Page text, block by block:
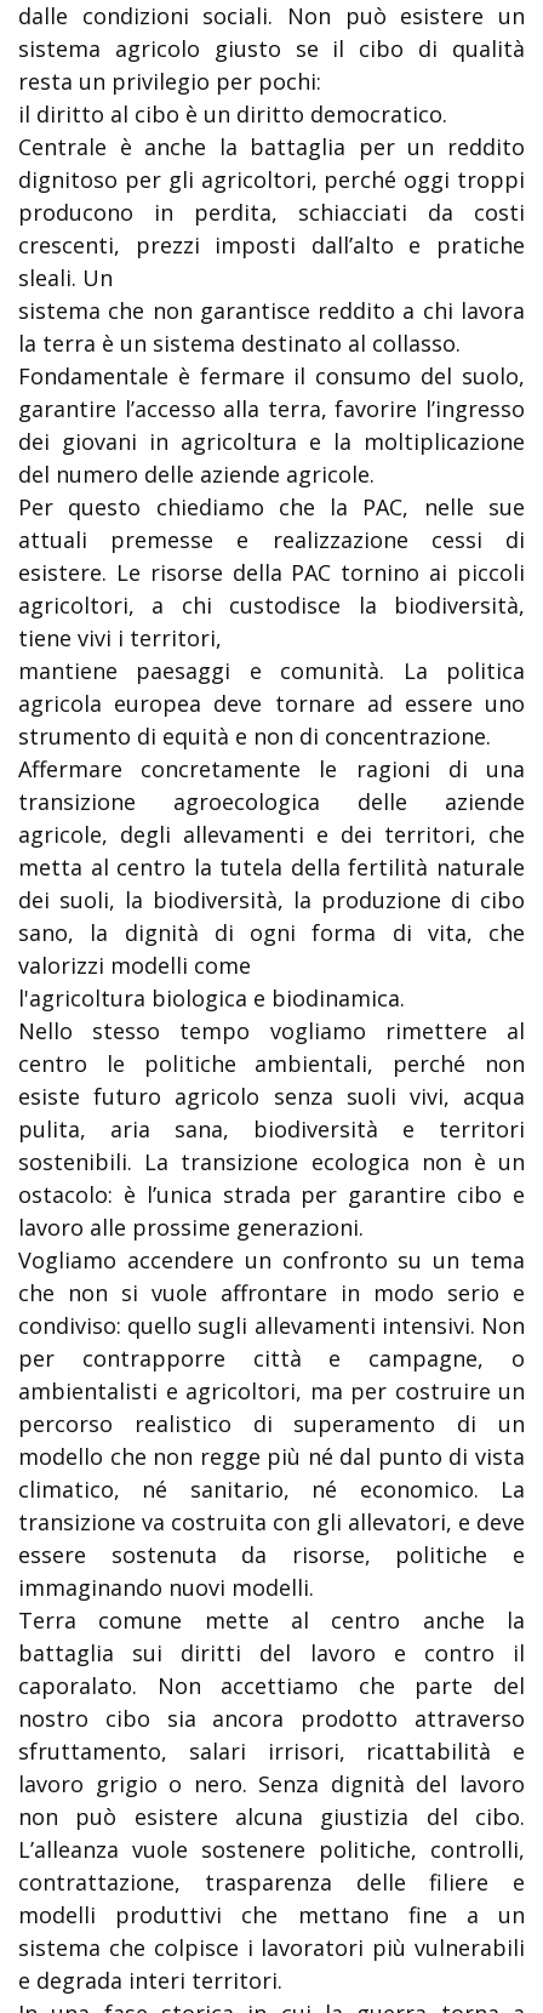
dalle condizioni sociali. Non può esistere un
sistema agricolo giusto se il cibo di qualità
resta un privilegio per pochi:
il diritto al cibo è un diritto democratico.
Centrale è anche la battaglia per un reddito
dignitoso per gli agricoltori, perché oggi troppi
producono in perdita, schiacciati da costi
crescenti, prezzi imposti dall’alto e pratiche
sleali. Un
sistema che non garantisce reddito a chi lavora
la terra è un sistema destinato al collasso.
Fondamentale è fermare il consumo del suolo,
garantire l’accesso alla terra, favorire l’ingresso
dei giovani in agricoltura e la moltiplicazione
del numero delle aziende agricole.
Per questo chiediamo che la PAC, nelle sue
attuali premesse e realizzazione cessi di
esistere. Le risorse della PAC tornino ai piccoli
agricoltori, a chi custodisce la biodiversità,
tiene vivi i territori,
mantiene paesaggi e comunità. La politica
agricola europea deve tornare ad essere uno
strumento di equità e non di concentrazione.
Affermare concretamente le ragioni di una
transizione agroecologica delle aziende
agricole, degli allevamenti e dei territori, che
metta al centro la tutela della fertilità naturale
dei suoli, la biodiversità, la produzione di cibo
sano, la dignità di ogni forma di vita, che
valorizzi modelli come
l'agricoltura biologica e biodinamica.
Nello stesso tempo vogliamo rimettere al
centro le politiche ambientali, perché non
esiste futuro agricolo senza suoli vivi, acqua
pulita, aria sana, biodiversità e territori
sostenibili. La transizione ecologica non è un
ostacolo: è l’unica strada per garantire cibo e
lavoro alle prossime generazioni.
Vogliamo accendere un confronto su un tema
che non si vuole affrontare in modo serio e
condiviso: quello sugli allevamenti intensivi. Non
per contrapporre città e campagne, o
ambientalisti e agricoltori, ma per costruire un
percorso realistico di superamento di un
modello che non regge più né dal punto di vista
climatico, né sanitario, né economico. La
transizione va costruita con gli allevatori, e deve
essere sostenuta da risorse, politiche e
immaginando nuovi modelli.
Terra comune mette al centro anche la
battaglia sui diritti del lavoro e contro il
caporalato. Non accettiamo che parte del
nostro cibo sia ancora prodotto attraverso
sfruttamento, salari irrisori, ricattabilità e
lavoro grigio o nero. Senza dignità del lavoro
non può esistere alcuna giustizia del cibo.
L’alleanza vuole sostenere politiche, controlli,
contrattazione, trasparenza delle filiere e
modelli produttivi che mettano fine a un
sistema che colpisce i lavoratori più vulnerabili
e degrada interi territori.